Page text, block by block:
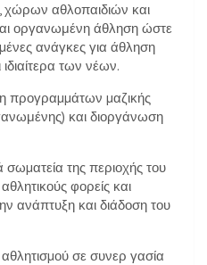
χώρων αθλοπαιδιών και
οργανωμένη άθληση ώστε
ανάγκες για άθληση
των νέων.
προγραµµάτων µαζικής
και διοργάνωση
της περιοχής του
φορείς και
ανάπτυξη και διάδοση του
σε συνερ γασία